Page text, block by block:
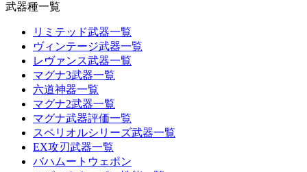
武器種一覧
リミテッド武器一覧
ヴィンテージ武器一覧
レヴァンス武器一覧
マグナ3武器一覧
六道神器一覧
マグナ2武器一覧
マグナ武器評価一覧
スペリオルシリーズ武器一覧
EX攻刃武器一覧
バハムートウェポン